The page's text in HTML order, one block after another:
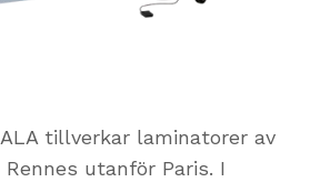
tillverkar laminatorer av
utanför Paris. I